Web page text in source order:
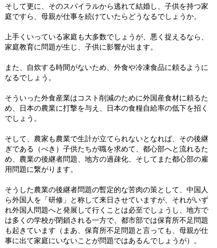
そして更に、そのスパイラルから逃れて結婚し、子供を持つ家
庭ですら、母親が仕事を続けていたらどうなるでしょうか。
上手くいっている家庭も大多数でしょうが、悪く捉えるなら、
家庭教育に問題が生じ、子供に影響が出ます。
また、自炊する時間がないため、外食や冷凍食品に頼るように
なるでしょう。
そういった外食産業はコスト削減のために外国産食材に頼るた
め、日本の農業に打撃を与え、日本の食糧自給率の低下を招く
でしょう。
そして、農家も農業で生計が立てられないとなれば、その後継
ぎである（べき）子供たちが職を求めて、都心部へと流れるた
め、農業の後継者問題、地方の過疎化、そしてまた都心部の雇
用問題に繋がります。
そうした農業の後継者問題の暫定的な苦肉の策として、中国人
ら外国人を「研修」と称して来日させていますが、それがいず
れ外国人問題へと発展して行くことは必至でしょうし、地方で
は多くの学校が閉鎖される一方で、都市部では保育所不足問題
も起きています（まあ、保育所不足問題と言っても、母親が仕
事に出て家庭にいないことが問題ではあるんでしょうが）。